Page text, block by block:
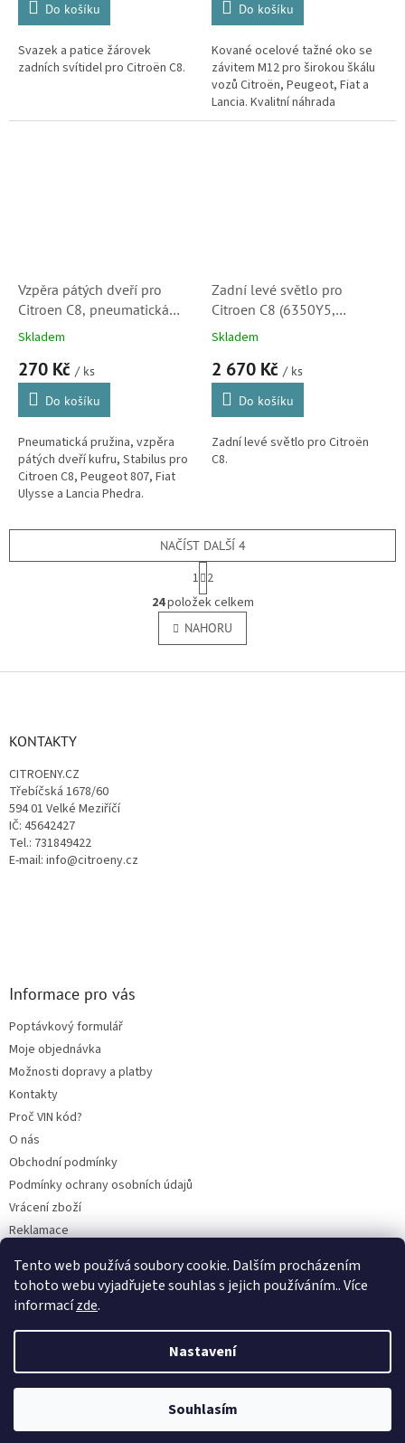
Tento web používá soubory cookie. Dalším procházením
tohoto webu vyjadřujete souhlas s jejich používáním.. Více
informacízde.
Nastavení
Souhlasím
Do košíku
Svazek a patice žárovek
zadních svítidel pro Citroën C8.
Do košíku
Kované ocelové tažné oko se
závitem M12 pro širokou škálu
vozů Citroën, Peugeot, Fiat a
Lancia. Kvalitní náhrada
originálního vlečného háku s
Vzpěra pátých dveří pro
Citroen C8, pneumatická
pružina víka kufru (Peugeot
240675)
Skladem
270 Kč / ks
Do košíku
Pneumatická pružina, vzpěra
pátých dveří kufru, Stabilus pro
Citroen C8, Peugeot 807, Fiat
Ulysse a Lancia Phedra.
Zadní levé světlo pro
Citroen C8 (6350Y5,
LLE422)
Skladem
2 670 Kč / ks
Do košíku
Zadní levé světlo pro Citroën
C8.
O
v
l
á
NAČÍST DALŠÍ 4
S
t
r
á
n
k
v
1 2
24položek celkem
NAHORU
KONTAKTY
CITROENY.CZ
Třebíčská 1678/60
594 01 Velké Meziříčí
IČ: 45642427
Tel.: 731849422
E-mail: info@citroeny.cz
Informace pro vás
Poptávkový formulář
Moje objednávka
Možnosti dopravy a platby
Kontakty
Proč VIN kód?
O nás
Obchodní podmínky
Podmínky ochrany osobních údajů
Vrácení zboží
Reklamace
BLOG
Vytvořil Shoptet
CITROENY.CZ. Všechna práva vyhrazena.